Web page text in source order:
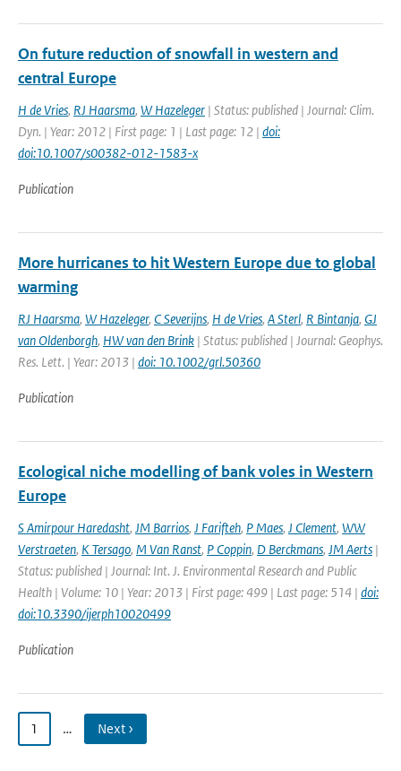
On future reduction of snowfall in western and
central Europe
H de Vries, RJ Haarsma, W Hazeleger | Status: published | Journal: Clim.
Dyn. | Year: 2012 | First page: 1 | Last page: 12 | doi:
doi:10.1007/s00382-012-1583-x
Publication
More hurricanes to hit Western Europe due to global
warming
RJ Haarsma, W Hazeleger, C Severijns, H de Vries, A Sterl, R Bintanja, GJ
van Oldenborgh, HW van den Brink | Status: published | Journal: Geophys.
Res. Lett. | Year: 2013 | doi: 10.1002/grl.50360
Publication
Ecological niche modelling of bank voles in Western
Europe
S Amirpour Haredasht, JM Barrios, J Farifteh, P Maes, J Clement, WW
Verstraeten, K Tersago, M Van Ranst, P Coppin, D Berckmans, JM Aerts |
Status: published | Journal: Int. J. Environmental Research and Public
Health | Volume: 10 | Year: 2013 | First page: 499 | Last page: 514 | doi:
doi:10.3390/ijerph10020499
Publication
1 … Next ›